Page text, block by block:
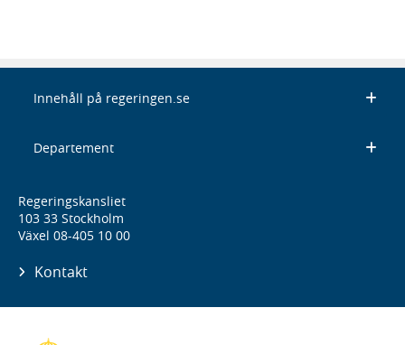
Innehåll på regeringen.se
Departement
Regeringskansliet
103 33 Stockholm
Växel 08-405 10 00
Kontakt